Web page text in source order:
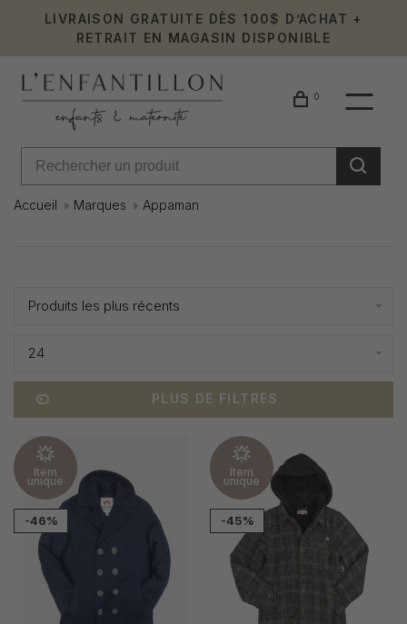
LIVRAISON GRATUITE DÈS 100$ D’ACHAT +
RETRAIT EN MAGASIN DISPONIBLE
0
Accueil Marques Appaman
Produits les plus récents
24
PLUS DE FILTRES
Item
unique
-46%
Item
unique
-45%